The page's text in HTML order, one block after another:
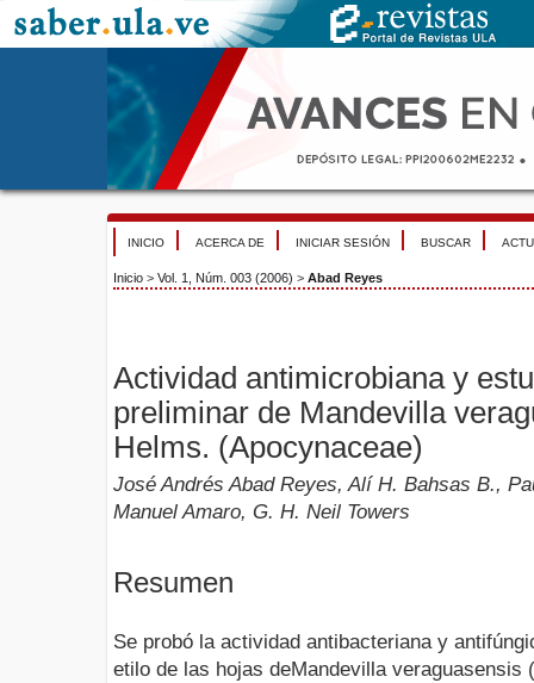
INICIO ACERCA DE INICIAR SESIÓN BUSCAR
Inicio > Vol. 1, Núm. 003 (2006) > Abad Reyes
Actividad antimicrobiana y
preliminar de Mandevilla
Helms. (Apocynaceae)
José Andrés Abad Reyes, Alí H. Bahsas B.,
Manuel Amaro, G. H. Neil Towers
Resumen
Se probó la actividad antibacteriana y
etilo de las hojas deMandevilla veraguasensis